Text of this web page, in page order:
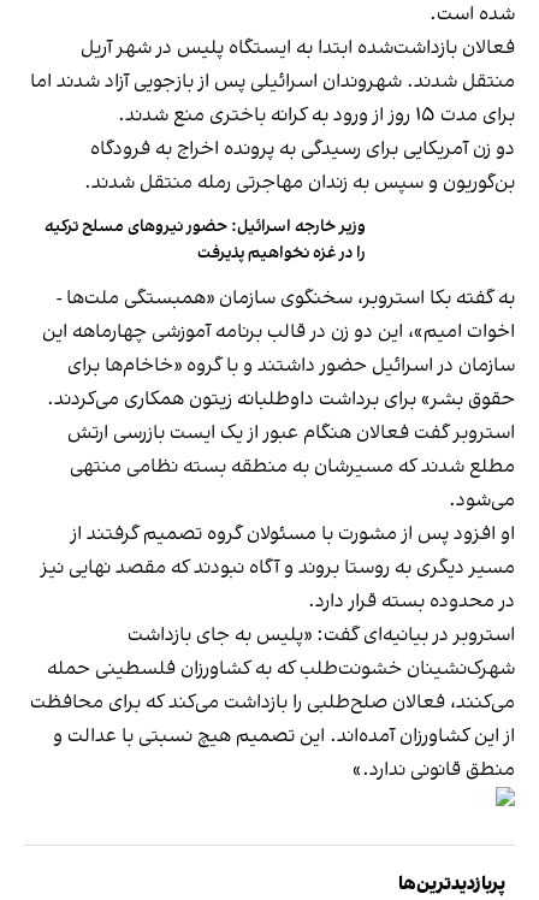
شده است.
فعالان بازداشت‌شده ابتدا به ایستگاه پلیس در شهر آریل
منتقل شدند. شهروندان اسرائیلی پس از بازجویی آزاد شدند اما
برای مدت ۱۵ روز از ورود به کرانه باختری منع شدند.
دو زن آمریکایی برای رسیدگی به پرونده اخراج به فرودگاه
بن‌گوریون و سپس به زندان مهاجرتی رمله منتقل شدند.
وزیر خارجه اسرائیل: حضور نیروهای مسلح ترکیه
را در غزه نخواهیم پذیرفت
به گفته بکا استروبر، سخنگوی سازمان «همبستگی ملت‌ها -
اخوات امیم»، این دو زن در قالب برنامه آموزشی چهارماهه این
سازمان در اسرائیل حضور داشتند و با گروه «خاخام‌ها برای
حقوق بشر» برای برداشت داوطلبانه زیتون همکاری می‌کردند.
استروبر گفت فعالان هنگام عبور از یک ایست بازرسی ارتش
مطلع شدند که مسیرشان به منطقه بسته نظامی منتهی
می‌شود.
او افزود پس از مشورت با مسئولان گروه تصمیم گرفتند از
مسیر دیگری به روستا بروند و آگاه نبودند که مقصد نهایی نیز
در محدوده بسته قرار دارد.
استروبر در بیانیه‌ای گفت: «پلیس به جای بازداشت
شهرک‌نشینان خشونت‌طلب که به کشاورزان فلسطینی حمله
می‌کنند، فعالان صلح‌طلبی را بازداشت می‌کند که برای محافظت
از این کشاورزان آمده‌اند. این تصمیم هیچ نسبتی با عدالت و
منطق قانونی ندارد.»
پربازدیدترین‌ها